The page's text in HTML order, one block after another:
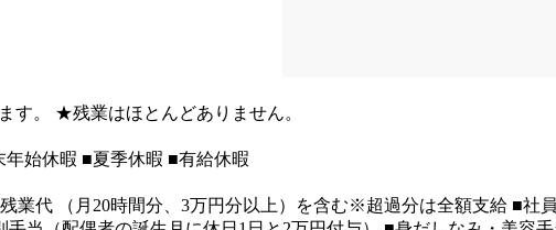
す。
★残業はほとんどありません。
年始休暇 ■夏季休暇 ■有給休暇
業代 （月20時間分、3万円分以上）を含む※超過分は全額支給 ■社